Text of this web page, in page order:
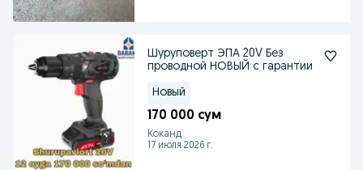
Шуруповерт ЭПА 20V Без
проводной НОВЫЙ с гарантии
Новый
170 000 сум
Коканд
17 июля 2026 г.